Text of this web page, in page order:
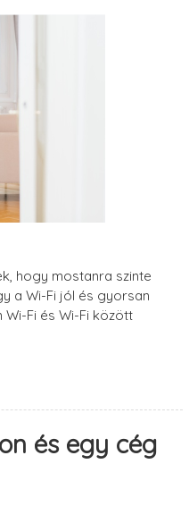
hogy mostanra szinte
a Wi-Fi jól és gyorsan
Wi-Fi és Wi-Fi között
és egy cég